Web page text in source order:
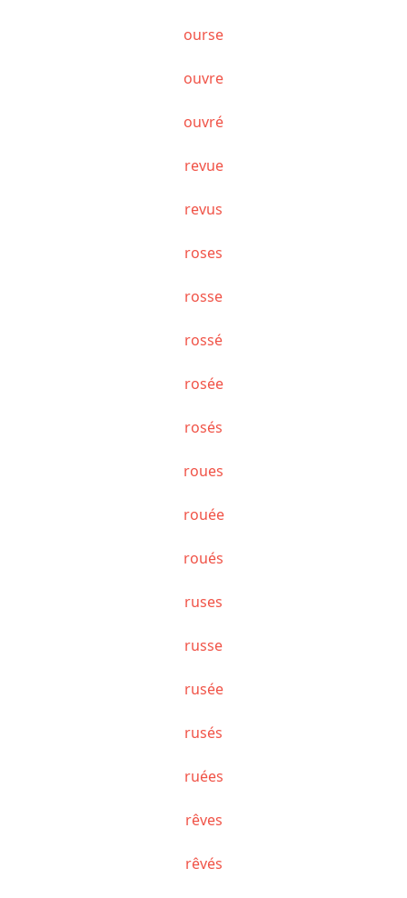
ourse
ouvre
ouvré
revue
revus
roses
rosse
rossé
rosée
rosés
roues
rouée
roués
ruses
russe
rusée
rusés
ruées
rêves
rêvés